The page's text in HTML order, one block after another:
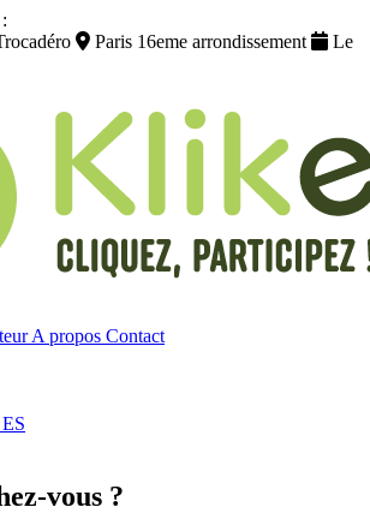
Paris 16eme arrondissement
Le
A propos Contact
ES
-vous ?